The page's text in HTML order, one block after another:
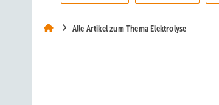
Alle Artikel zum Thema Elektrolyse